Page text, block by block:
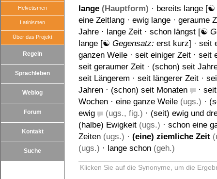
Helvetismen
Latinismen
Über das Projekt
Regeln
Sprachleben
Weblog
Forum
Kontakt
Suche
lange (Hauptform) · bereits lange [☯
eine Zeitlang · ewig lange · geraume
Jahre · lange Zeit · schon längst [☯
lange [☯ Gegensatz: erst kurz] · seit
ganzen Weile · seit einiger Zeit · seit
seit geraumer Zeit · (schon) seit
seit Längerem · seit längerer Zeit ·
Jahren · (schon) seit Monaten ·
Wochen · eine ganze Weile (ugs.) ·
ewig
(ugs., fig.) · (seit) ewig und
(halbe) Ewigkeit (ugs.) · schon eine
Zeiten (ugs.) · (eine) ziemliche Zeit
(ugs.) · lange schon (geh.)
Klicken Sie auf die Synonyme, um die